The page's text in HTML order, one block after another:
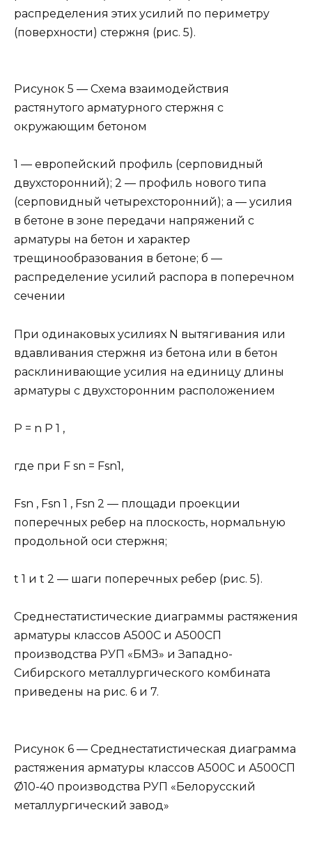
распределения этих усилий по периметру
(поверхности) стержня (рис. 5).
Рисунок 5 — Схема взаимодействия
растянутого арматурного стержня с
окружающим бетоном
1 — европейский профиль (серповидный
двухсторонний); 2 — профиль нового типа
(серповидный четырехсторонний); а — усилия
в бетоне в зоне передачи напряжений с
арматуры на бетон и характер
трещинообразования в бетоне; б —
распределение усилий распора в поперечном
сечении
При одинаковых усилиях N вытягивания или
вдавливания стержня из бетона или в бетон
расклинивающие усилия на единицу длины
арматуры с двухсторонним расположением
Р = n Р 1 ,
где при F sn = Fsn1,
Fsn , Fsn 1 , Fsn 2 — площади проекции
поперечных ребер на плоскость, нормальную
продольной оси стержня;
t 1 и t 2 — шаги поперечных ребер (рис. 5).
Среднестатистические диаграммы растяжения
арматуры классов А500С и А500СП
производства РУП «БМЗ» и Западно-
Сибирского металлургического комбината
приведены на рис. 6 и 7.
Рисунок 6 — Среднестатистическая диаграмма
растяжения арматуры классов А500С и А500СП
Ø10-40 производства РУП «Белорусский
металлургический завод»